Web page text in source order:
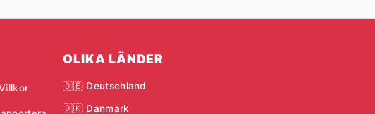
OLIKA LÄNDER
🇩🇪 Deutschland
🇩🇰 Danmark